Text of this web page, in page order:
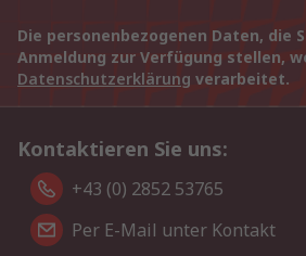
Die personenbezogenen Daten, die
Anmeldung zur Verfügung stellen,
Datenschutzerklärung verarbeitet.
Kontaktieren Sie uns:
+43 (0) 2852 53765
Per E-Mail unter Kontakt